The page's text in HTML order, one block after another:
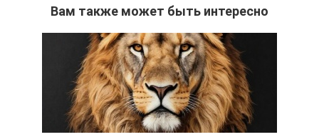
Вам также может быть интересно